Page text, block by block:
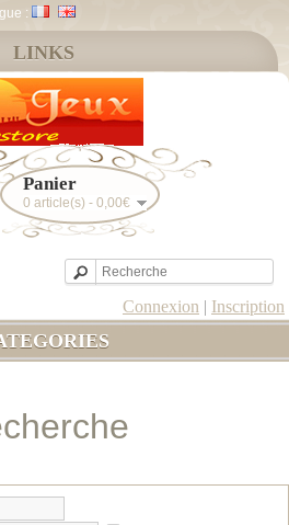
:
Panier
0 article(s) - 0,00€
Connexion | Inscription
LINKS